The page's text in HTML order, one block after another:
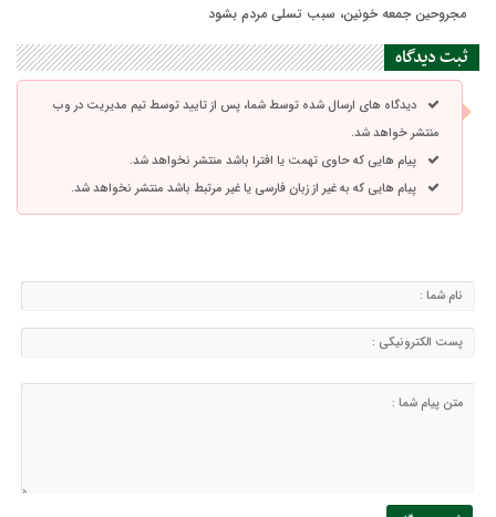
مجروحین جمعه خونین، سبب تسلی مردم بشود
ثبت دیدگاه
دیدگاه های ارسال شده توسط شما، پس از تایید توسط تیم مدیریت در وب
منتشر خواهد شد.
پیام هایی که حاوی تهمت یا افترا باشد منتشر نخواهد شد.
پیام هایی که به غیر از زبان فارسی یا غیر مرتبط باشد منتشر نخواهد شد.